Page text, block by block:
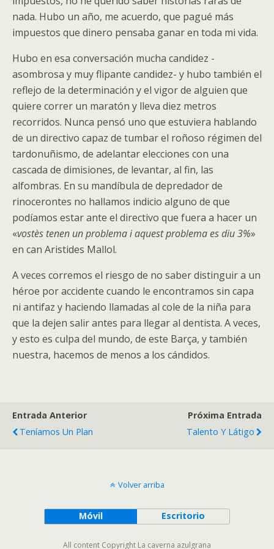
nada. Hubo un año, me acuerdo, que pagué más
impuestos que dinero pensaba ganar en toda mi vida.
Hubo en esa conversación mucha candidez -
asombrosa y muy flipante candidez- y hubo también el
reflejo de la determinación y el vigor de alguien que
quiere correr un maratón y lleva diez metros
recorridos. Nunca pensó uno que estuviera hablando
de un directivo capaz de tumbar el roñoso régimen del
tardonuñismo, de adelantar elecciones con una
cascada de dimisiones, de levantar, al fin, las
alfombras. En su mandíbula de depredador de
rinocerontes no hallamos indicio alguno de que
podíamos estar ante el directivo que fuera a hacer un
«vostès tenen un problema i aquest problema es diu 3%»
en can Aristides Mallol.
A veces corremos el riesgo de no saber distinguir a un
héroe por accidente cuando le encontramos sin capa
ni antifaz y haciendo llamadas al cole de la niña para
que la dejen salir antes para llegar al dentista. A veces,
y esto es culpa del mundo, de este Barça, y también
nuestra, hacemos de menos a los cándidos.
Entrada Anterior
Teníamos Un Plan
Próxima Entrada
Talento Y Látigo
Volver arriba
Móvil Escritorio
All content Copyright La caverna azulgrana